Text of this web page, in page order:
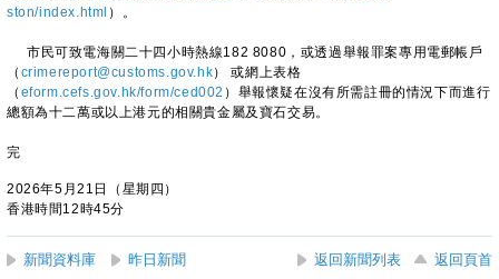
ston/index.html ）。
市民可致電海關二十四小時熱線182 8080，或透過舉報罪案專用電郵帳戶
（ crimereport@customs.gov.hk） 或網上表格
（ eform.cefs.gov.hk/form/ced002 ）舉報懷疑在沒有所需註冊的情況下而進行
總額為十二萬或以上港元的相關貴金屬及寶石交易。
完
2026年5月21日（星期四）
香港時間12時45分
新聞資料庫 昨日新聞 返回新聞列表 返回頁首